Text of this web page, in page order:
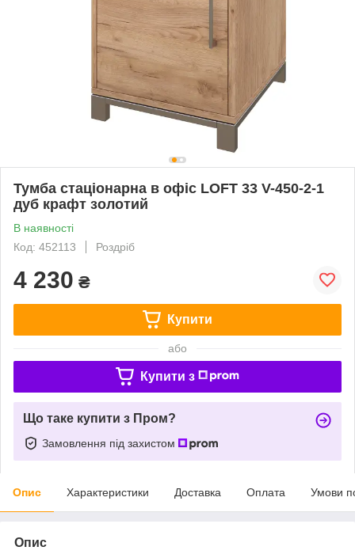
Тумба стаціонарна в офіс LOFT 33 V-450-2-1
дуб крафт золотий
В наявності
Код: 452113
Роздріб
4 230 ₴
Купити
або
Купити з
Що таке купити з Пром?
Замовлення під захистом
Опис Характеристики Доставка Оплата Умови
Опис